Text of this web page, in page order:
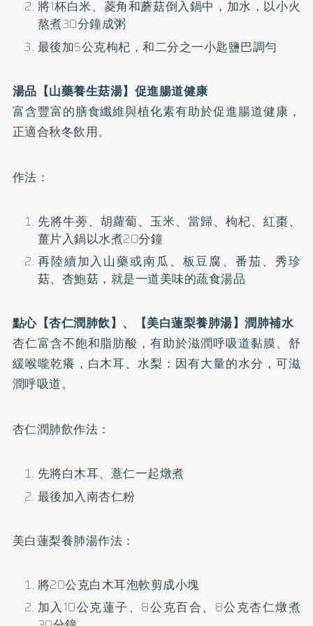
將1杯白米、菱角和蘑菇倒入鍋中，加水，以小火
熬煮30分鐘成粥
最後加5公克枸杞，和二分之一小匙鹽巴調勻
湯品【山藥養生菇湯】促進腸道健康
富含豐富的膳食纖維與植化素有助於促進腸道健康，
正適合秋冬飲用。
作法：
先將牛蒡、胡蘿蔔、玉米、當歸、枸杞、紅棗、
薑片入鍋以水煮20分鐘
再陸續加入山藥或南瓜、板豆腐、番茄、秀珍
菇、杏鮑菇，就是一道美味的蔬食湯品
點心【杏仁潤肺飲】、【美白蓮梨養肺湯】潤肺補水
杏仁富含不飽和脂肪酸，有助於滋潤呼吸道黏膜、舒
緩喉嚨乾癢，白木耳、水梨：因有大量的水分，可滋
潤呼吸道。
杏仁潤肺飲作法：
先將白木耳、薏仁一起燉煮
最後加入南杏仁粉
美白蓮梨養肺湯作法：
將20公克白木耳泡軟剪成小塊
加入10公克蓮子、8公克百合、8公克杏仁燉煮